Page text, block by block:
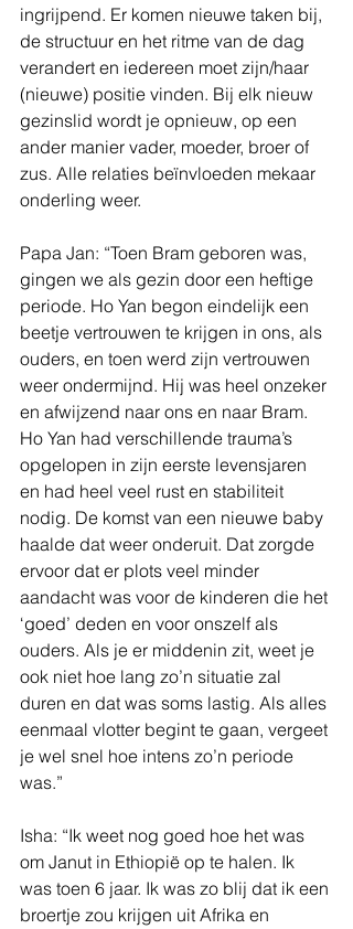
ingrijpend. Er komen nieuwe taken bij,
de structuur en het ritme van de dag
verandert en iedereen moet zijn/haar
(nieuwe) positie vinden. Bij elk nieuw
gezinslid wordt je opnieuw, op een
ander manier vader, moeder, broer of
zus. Alle relaties beïnvloeden mekaar
onderling weer.
Papa Jan: “Toen Bram geboren was,
gingen we als gezin door een heftige
periode. Ho Yan begon eindelijk een
beetje vertrouwen te krijgen in ons, als
ouders, en toen werd zijn vertrouwen
weer ondermijnd. Hij was heel onzeker
en afwijzend naar ons en naar Bram.
Ho Yan had verschillende trauma’s
opgelopen in zijn eerste levensjaren
en had heel veel rust en stabiliteit
nodig. De komst van een nieuwe baby
haalde dat weer onderuit. Dat zorgde
ervoor dat er plots veel minder
aandacht was voor de kinderen die het
‘goed’ deden en voor onszelf als
ouders. Als je er middenin zit, weet je
ook niet hoe lang zo’n situatie zal
duren en dat was soms lastig. Als alles
eenmaal vlotter begint te gaan, vergeet
je wel snel hoe intens zo’n periode
was.”
Isha: “Ik weet nog goed hoe het was
om Janut in Ethiopië op te halen. Ik
was toen 6 jaar. Ik was zo blij dat ik een
broertje zou krijgen uit Afrika en